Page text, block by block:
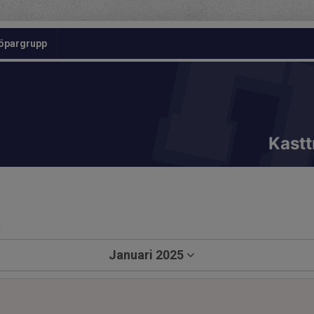
Januari 2025